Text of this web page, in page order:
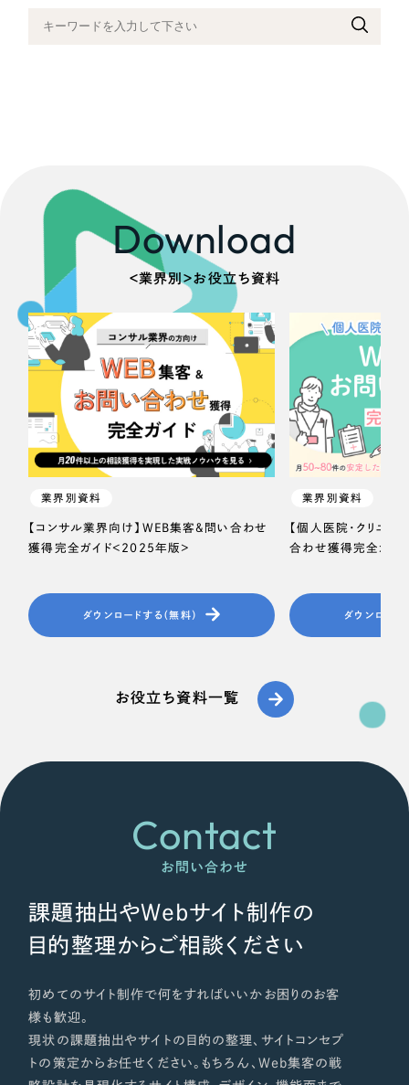
求人・採用サイト
ECサイト（オンラインショップ） （43件）
ポータルサイト・メディアサイト
LP（ランディングページ）
キャンペーン・プロモーションサイト （12件）
ブランディング（ロゴ・印刷物）
その他 （1件）
お客様インタビュー
不動産
物流・運送
NPO・一般社団法人
人材サービス
その他
ホワイト・白色
グレー・黒色
オレンジ・橙色
パープル・紫色
ピンク・桃色
その他
Download
＜業界別＞お役立ち資料
業界別資料
【コンサル業界向け】WEB集客＆問い合わせ
獲得完全ガイド＜2025年版＞
ダウンロードする（無料）
業界別資料
【個人医院・クリニッ
合わせ獲得完全ガイ
ダウンロード
お役立ち資料一覧
Contact
お問い合わせ
課題抽出やWebサイト制作の
目的整理からご相談ください
初めてのサイト制作で何をすればいいかお困りのお客
様も歓迎。
現状の課題抽出やサイトの目的の整理、サイトコンセプ
トの策定からお任せください。もちろん、Web集客の戦